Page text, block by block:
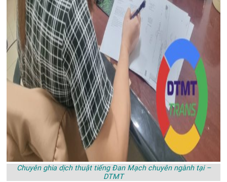
Chuyên ghia dịch thuật tiếng Đan Mạch chuyên ngành tại –
DTMT